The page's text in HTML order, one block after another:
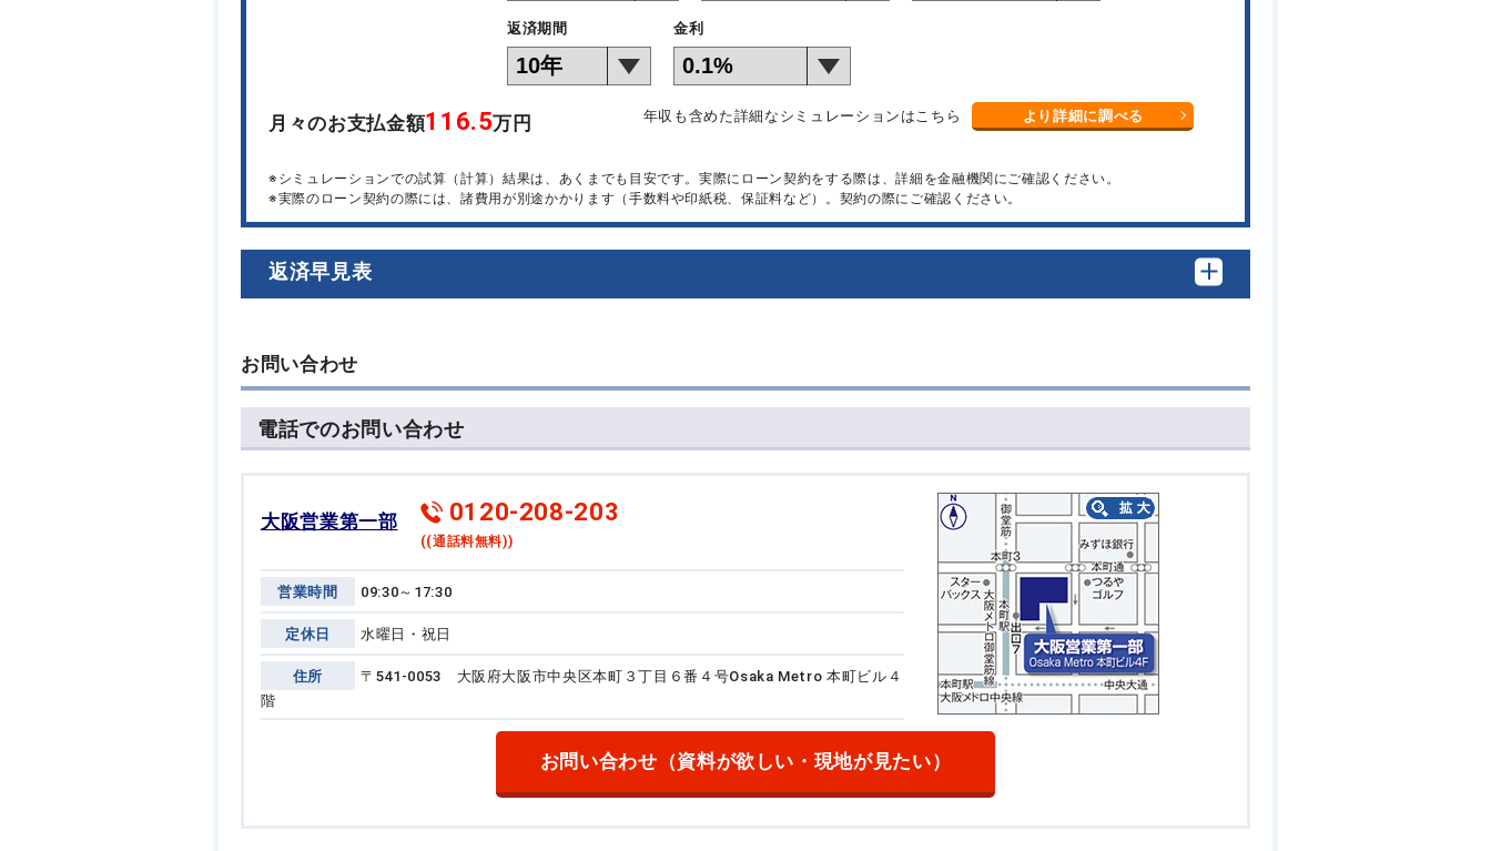
返済期間 金利
月々のお支払金額116.5万円 年収も含めた詳細なシミュレーションはこちら より詳細に調べる
※シミュレーションでの試算（計算）結果は、あくまでも目安です。実際にローン契約をする際は、詳細を金融機関にご確認ください。
※実際のローン契約の際には、諸費用が別途かかります（手数料や印紙税、保証料など）。契約の際にご確認ください。
返済早見表
お問い合わせ
電話でのお問い合わせ
大阪営業第一部 0120-208-203
((通話料無料))
営業時間 09:30～17:30
定休日 水曜日・祝日
住所 〒541-0053 大阪府大阪市中央区本町３丁目６番４号Osaka Metro 本町ビル４
階
お問い合わせ （資料が欲しい・現地が見たい）